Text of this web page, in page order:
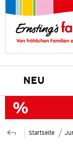
NEU
Startseite